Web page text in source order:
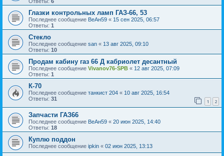
Глазки контрольных ламп ГАЗ-66, 53
Последнее сообщение ВеАн59 « 15 сен 2025, 06:57
Ответы: 1
Стекло
Последнее сообщение san « 13 авг 2025, 09:10
Ответы: 10
Продам кабину газ 66 Д кабриолет десантный
Последнее сообщение Vivanov76-SPB « 12 авг 2025, 07:09
Ответы: 1
К-70
Последнее сообщение танкист 204 « 10 авг 2025, 16:54
Ответы: 31 1 2
Запчасти ГАЗ66
Последнее сообщение ВеАн59 « 20 июн 2025, 14:40
Ответы: 18
Куплю поддон
Последнее сообщение ipkin « 02 июн 2025, 13:13